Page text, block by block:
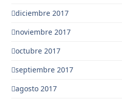
diciembre 2017
noviembre 2017
octubre 2017
septiembre 2017
agosto 2017